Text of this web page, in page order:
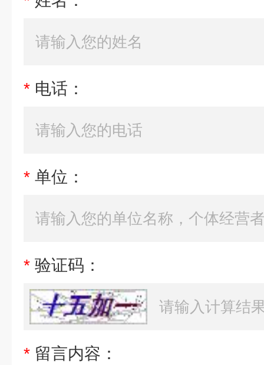
* 电话：
* 单位：
* 验证码：
* 留言内容：